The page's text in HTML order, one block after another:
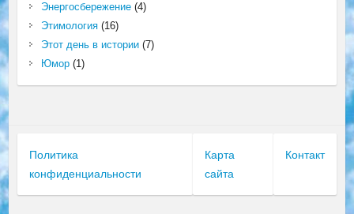
Энергосбережение(4)
Этимология(16)
Этот день в истории(7)
Юмор(1)
Политика
конфиденциальности
Карта
сайта
Контакт